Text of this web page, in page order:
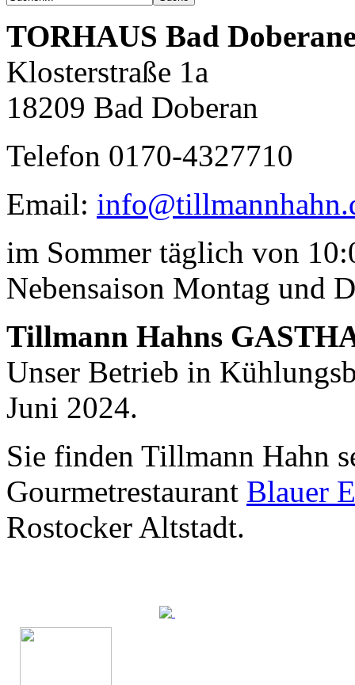
TORHAUS Bad
Klosterstraße 1a
18209 Bad Doberan
Telefon 0170-4327710
Email:
im Sommer täglich von
Nebensaison Montag und
Tillmann Hahns
Unser Betrieb in
Juni 2024.
Sie finden Tillmann Hahn
Gourmetrestaurant Blauer
Rostocker Altstadt.